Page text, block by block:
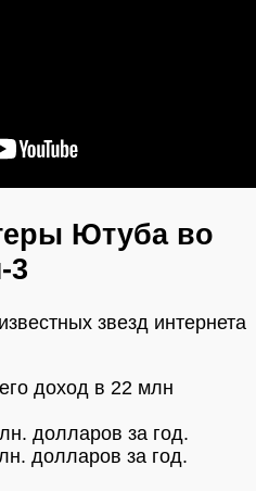
Ютуба во
3
звезд интернета
доход в 22 млн
долларов за год.
долларов за год.